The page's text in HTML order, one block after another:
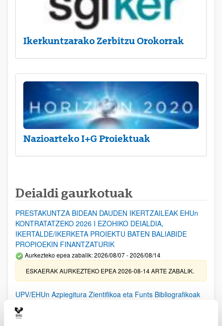
Ikerkuntzarako Zerbitzu Orokorrak
Nazioarteko I+G Proiektuak
Deialdi gaurkotuak
PRESTAKUNTZA BIDEAN DAUDEN IKERTZAILEAK EHUn
KONTRATATZEKO 2026 I EZOHIKO DEIALDIA,
IKERTALDE/IKERKETA PROIEKTU BATEN BALIABIDE
PROPIOEKIN FINANTZATURIK
Aurkezteko epea zabalik: 2026/08/07 - 2026/08/14
ESKAERAK AURKEZTEKO EPEA 2026-08-14 ARTE ZABALIK.
UPV/EHUn Azpiegitura Zientifikoa eta Funts Bibliografikoak